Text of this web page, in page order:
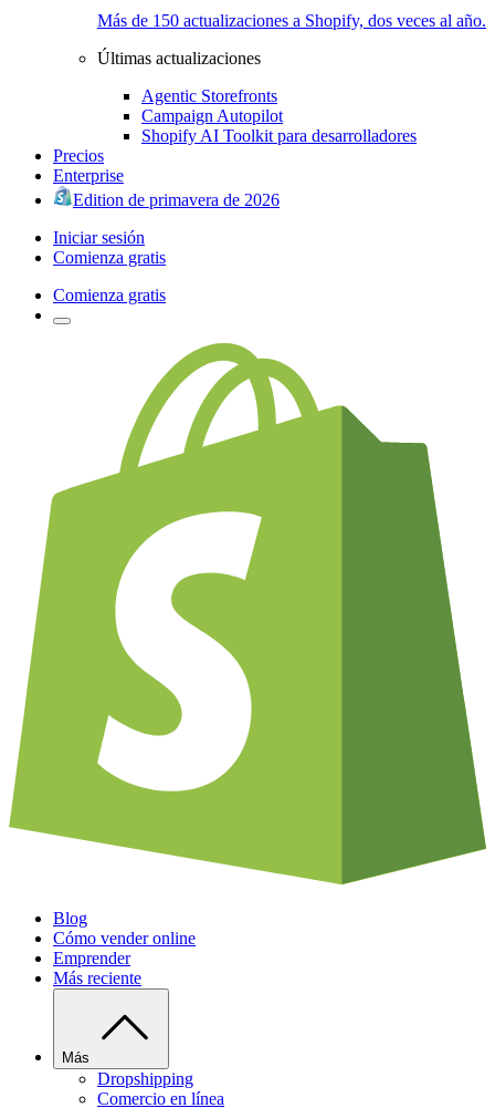
Más de 150 actualizaciones a Shopify, dos veces al año.
Últimas actualizaciones
Agentic Storefronts
Campaign Autopilot
Shopify AI Toolkit para desarrolladores
Precios
Enterprise
Edition de primavera de 2026
Iniciar sesión
Comienza gratis
Comienza gratis
Blog
Cómo vender online
Emprender
Más reciente
Más
Dropshipping
Comercio en línea